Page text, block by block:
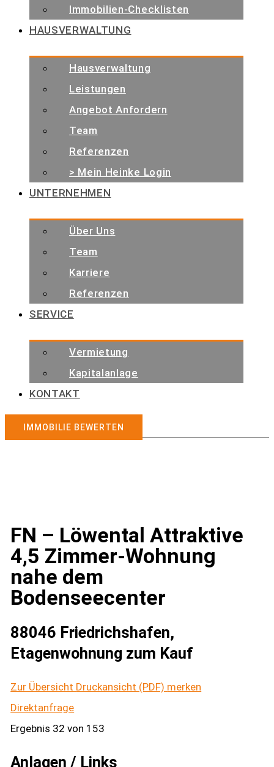
Immobilien-Checklisten
HAUSVERWALTUNG
Hausverwaltung
Leistungen
Angebot Anfordern
Team
Referenzen
> Mein Heinke Login
UNTERNEHMEN
Über Uns
Team
Karriere
Referenzen
SERVICE
Vermietung
Kapitalanlage
KONTAKT
IMMOBILIE BEWERTEN
FN – Löwental Attraktive
4,5 Zimmer-Wohnung
nahe dem
Bodenseecenter
88046 Friedrichshafen,
Etagenwohnung zum Kauf
Zur Übersicht Druckansicht (PDF) merken
Direktanfrage
Ergebnis 32 von 153
Anlagen / Links